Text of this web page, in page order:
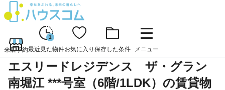
来店予約
1
最近見た物件お気に入り 保存した条件 メニュー
エスリードレジデンス ザ・グラン
南堀江 ***号室（6階/1LDK）の賃貸物